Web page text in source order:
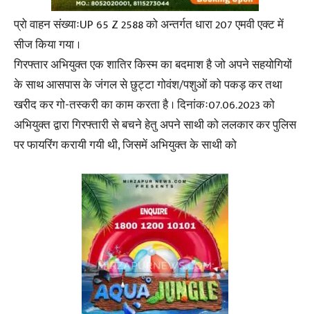
प्रो वाहन संख्याःUP 65 Z 2588 को अन्तर्गत धारा 207 एमवी एक्ट में
सीज किया गया ।
गिरफ्तार अभियुक्त एक शातिर किस्म का बदमाश है जो अपने सहयोगियों
के साथ आसपास के जंगल से छुट्टा गोवंश/पशुओं को पकड़ कर तथा
खरीद कर गो-तस्करी का काम करता है । दिनांकः07.06.2023 को
अभियुक्त द्वारा गिरफ्तारी से बचने हेतु अपने साथी को ललकार कर पुलिस
पर फायरिंग करायी गयी थी, जिसमें अभियुक्त के साथी को